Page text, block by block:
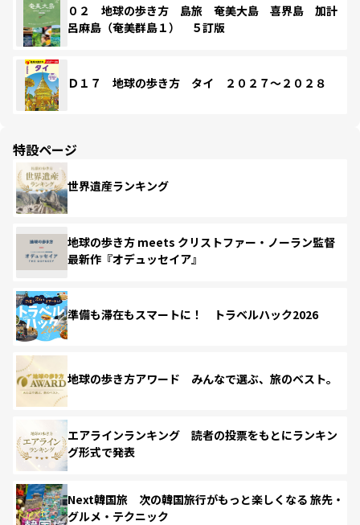
０２ 地球の歩き方 島旅 奄美大島 喜界島 加計
呂麻島（奄美群島１） ５訂版
Ｄ１７ 地球の歩き方 タイ ２０２７～２０２８
特設ページ
世界遺産ランキング
地球の歩き方 meets クリストファー・ノーラン監督
最新作『オデュッセイア』
準備も滞在もスマートに！ トラベルハック2026
地球の歩き方アワード みんなで選ぶ、旅のベスト。
エアラインランキング 読者の投票をもとにランキン
グ形式で発表
Next韓国旅 次の韓国旅行がもっと楽しくなる 旅先・
グルメ・テクニック